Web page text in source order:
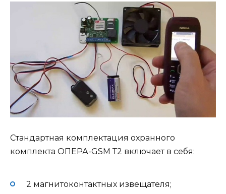
Стандартная комплектация охранного
комплекта ОПЕРА-GSM Т2 включает в себя:
2 магнитоконтактных извещателя;